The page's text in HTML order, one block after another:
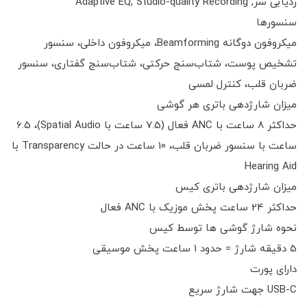
سنسورها
میکروفون دوگانه Beamforming، میکروفون داخلی، سنسور
تشخیص پوست، شتاب‌سنج حرکتی، شتاب‌سنج گفتاری، سنسور
ضربان قلب، کنترل لمسی
میزان شارژدهی باتری هر گوشی
حداکثر 8 ساعت با ANC فعال (7.5 ساعت با Spatial Audio)، 6.5
ساعت با سنسور ضربان قلب، 10 ساعت در حالت Transparency با
Hearing Aid
میزان شارژدهی باتری کیس
حداکثر 24 ساعت پخش موزیک با ANC فعال
نحوه شارژ گوشی ها توسط کیس
5 دقیقه شارژ = حدود 1 ساعت پخش موسیقی
دارای پورت
USB-C جهت شارژ سریع